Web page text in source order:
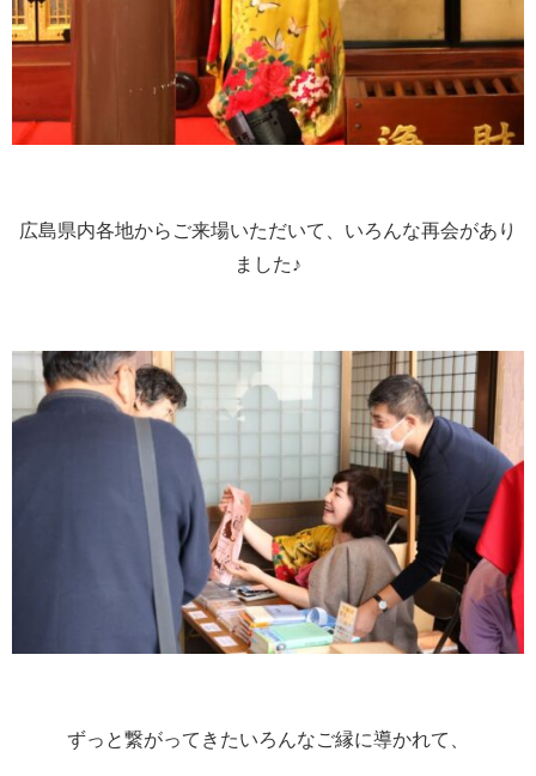
広島県内各地からご来場いただいて、いろんな再会があり
ました♪
ずっと繋がってきたいろんなご縁に導かれて、